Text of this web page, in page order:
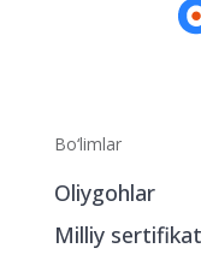
Bo‘limlar
Oliygohlar
Milliy sertifikat